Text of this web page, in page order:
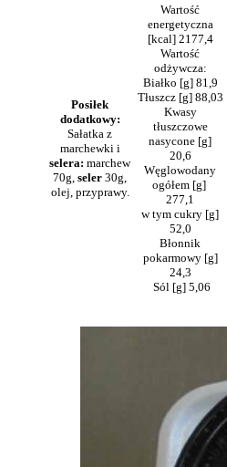
Posiłek
dodatkowy:
Sałatka z
marchewki i
selera: marchew
70g, seler 30g,
olej, przyprawy.
Wartość
energetyczna
[kcal] 2177,4
Wartość
odżywcza:
Białko [g] 81,9
Tłuszcz [g] 88,03
Kwasy
tłuszczowe
nasycone [g]
20,6
Węglowodany
ogółem [g]
277,1
w tym cukry [g]
52,0
Błonnik
pokarmowy [g]
24,3
Sól [g] 5,06